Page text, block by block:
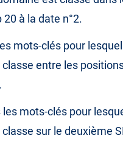
20 à la date n°2.
mots-clés pour
entre les
les mots-clés pour
sur le deuxième